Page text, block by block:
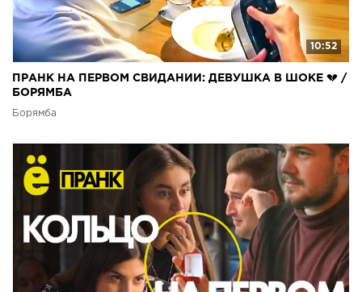
10:52
ПРАНК НА ПЕРВОМ СВИДАНИИ: ДЕВУШКА В ШОКЕ 💔 /
БОРЯМБА
Борямба